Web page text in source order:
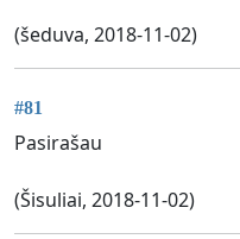
(šeduva, 2018-11-02)
#81
Pasirašau
(Šisuliai, 2018-11-02)